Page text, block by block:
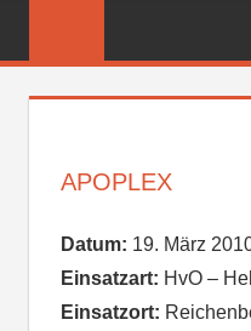
APOPLEX
Datum: 19. März
Einsatzart: HvO –
Einsatzort: